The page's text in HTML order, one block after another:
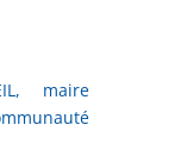
maire